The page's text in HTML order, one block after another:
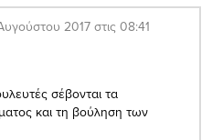
2017 στις 08:41
σέβονται τα
και τη βούληση των